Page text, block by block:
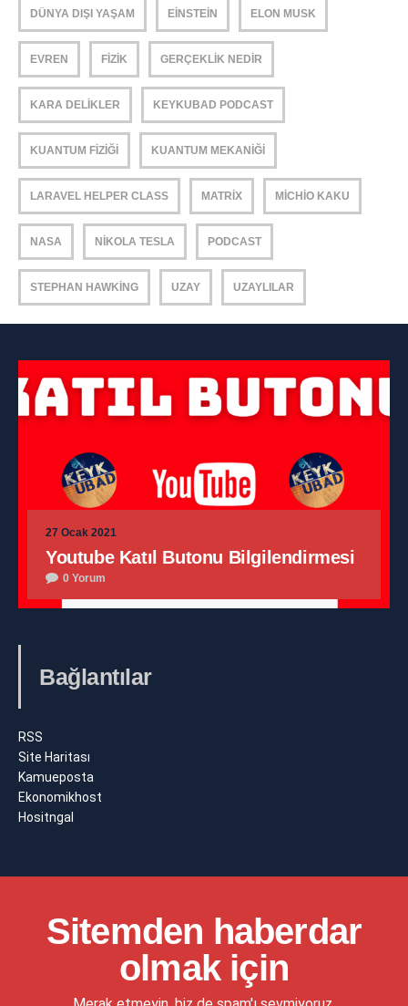
DÜNYA DIŞI YAŞAM EINSTEIN ELON MUSK
EVREN FIZIK GERÇEKLIK NEDIR
KARA DELIKLER KEYKUBAD PODCAST
KUANTUM FIZIĞI KUANTUM MEKANIĞI
LARAVEL HELPER CLASS MATRIX MICHIO KAKU
NASA NIKOLA TESLA PODCAST
STEPHAN HAWKING UZAY UZAYLILAR
27 Ocak 2021
Youtube Katıl Butonu Bilgilendirmesi
0 Yorum
Bağlantılar
RSS
Site Haritası
Kamueposta
Ekonomikhost
Hositngal
Sitemden haberdar
olmak için